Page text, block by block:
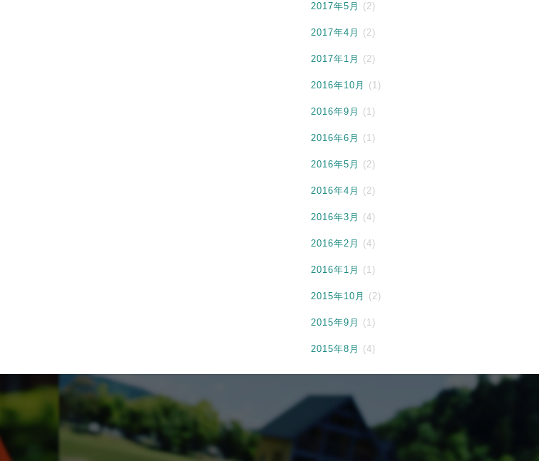
2017年5月 (2)
2017年4月 (2)
2017年1月 (2)
2016年10月 (1)
2016年9月 (1)
2016年6月 (1)
2016年5月 (2)
2016年4月 (2)
2016年3月 (4)
2016年2月 (4)
2016年1月 (1)
2015年10月 (2)
2015年9月 (1)
2015年8月 (4)